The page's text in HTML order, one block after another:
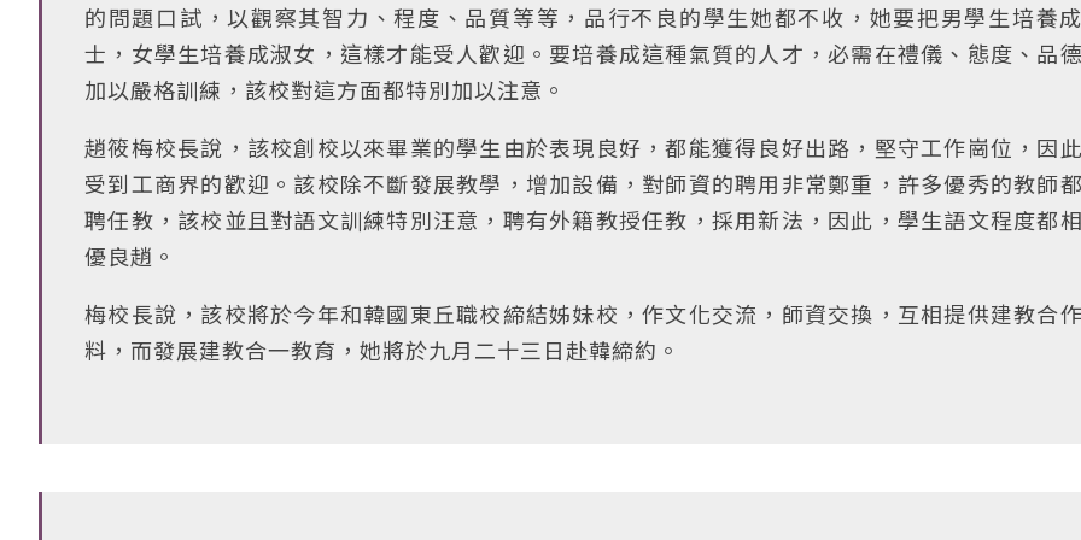
的問題口試，以觀察其智力、程度、品質等等，品行不良的學生她都不收，她要把男學生培養
士，女學生培養成淑女，這樣才能受人歡迎。要培養成這種氣質的人才，必需在禮儀、態度、品
加以嚴格訓練，該校對這方面都特別加以注意。
趙筱梅校長說，該校創校以來畢業的學生由於表現良好，都能獲得良好出路，堅守工作崗位，因此
受到工商界的歡迎。該校除不斷發展教學，增加設備，對師資的聘用非常鄭重，許多優秀的教師
聘任教，該校並且對語文訓練特別汪意，聘有外籍教授任教，採用新法，因此，學生語文程度都
優良趙。
梅校長說，該校將於今年和韓國東丘職校締結姊妹校，作文化交流，師資交換，互相提供建教合
料，而發展建教合一教育，她將於九月二十三日赴韓締約。